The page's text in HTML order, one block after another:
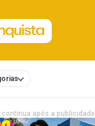
continua após a publicidade